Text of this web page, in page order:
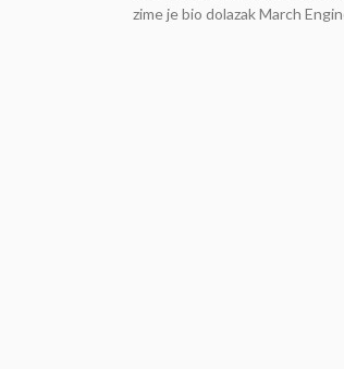
zime je bio dolazak March